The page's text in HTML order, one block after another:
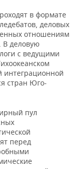
в формате
деловых
отношениям
В деловую
с ведущими
интеграционной
стран Юго-
пул
перед